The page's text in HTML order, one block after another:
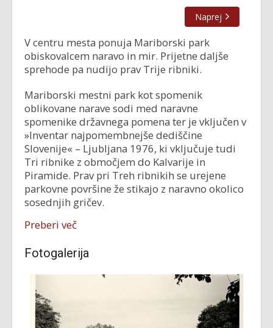
Naprej
V centru mesta ponuja Mariborski park
obiskovalcem naravo in mir. Prijetne daljše
sprehode pa nudijo prav Trije ribniki.
Mariborski mestni park kot spomenik
oblikovane narave sodi med naravne
spomenike državnega pomena ter je vključen v
»Inventar najpomembnejše dediščine
Slovenije« – Ljubljana 1976, ki vključuje tudi
Tri ribnike z območjem do Kalvarije in
Piramide. Prav pri Treh ribnikih se urejene
parkovne površine že stikajo z naravno okolico
sosednjih gričev.
Preberi več
Fotogalerija